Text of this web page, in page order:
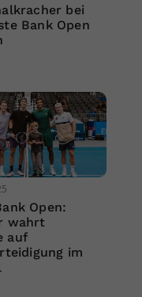
bei
Bank Open
Open:
wahrt
auf
im